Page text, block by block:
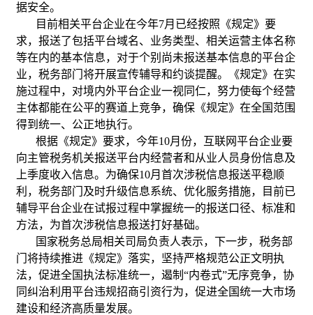
据安全。
目前相关平台企业在今年7月已经按照《规定》要
求，报送了包括平台域名、业务类型、相关运营主体名称
等在内的基本信息，对于个别尚未报送基本信息的平台企
业，税务部门将开展宣传辅导和约谈提醒。《规定》在实
施过程中，对境内外平台企业一视同仁，努力使每个经营
主体都能在公平的赛道上竞争，确保《规定》在全国范围
得到统一、公正地执行。
根据《规定》要求，今年10月份，互联网平台企业要
向主管税务机关报送平台内经营者和从业人员身份信息及
上季度收入信息。为确保10月首次涉税信息报送平稳顺
利，税务部门及时升级信息系统、优化服务措施，目前已
辅导平台企业在试报过程中掌握统一的报送口径、标准和
方法，为首次涉税信息报送打好基础。
国家税务总局相关司局负责人表示，下一步，税务部
门将持续推进《规定》落实，坚持严格规范公正文明执
法，促进全国执法标准统一，遏制“内卷式”无序竞争，协
同纠治利用平台违规招商引资行为，促进全国统一大市场
建设和经济高质量发展。